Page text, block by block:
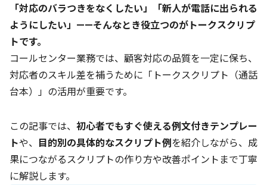
「対応のバラつきをなくしたい」「新人が電話に出られる
ようにしたい」——そんなとき役立つのがトークスクリプ
トです。
コールセンター業務では、顧客対応の品質を一定に保ち、
対応者のスキル差を補うために「トークスクリプト（通話
台本）」の活用が重要です。
この記事では、 初心者でもすぐ使える例文付きテンプレー
トや、 目的別の具体的なスクリプト例を紹介しながら、成
果につながるスクリプトの作り方や改善ポイントまで丁寧
に解説します。